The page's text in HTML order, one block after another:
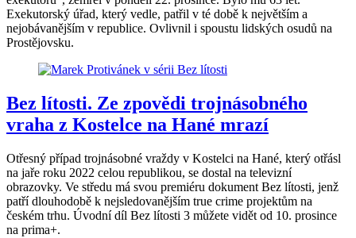
Exekutorský úřad, který vedle, patřil v té době k největším a
nejobávanějším v republice. Ovlivnil i spoustu lidských osudů na
Prostějovsku.
Bez lítosti. Ze zpovědi trojnásobného
vraha z Kostelce na Hané mrazí
Otřesný případ trojnásobné vraždy v Kostelci na Hané, který otřásl
na jaře roku 2022 celou republikou, se dostal na televizní
obrazovky. Ve středu má svou premiéru dokument Bez lítosti, jenž
patří dlouhodobě k nejsledovanějším true crime projektům na
českém trhu. Úvodní díl Bez lítosti 3 můžete vidět od 10. prosince
na prima+.